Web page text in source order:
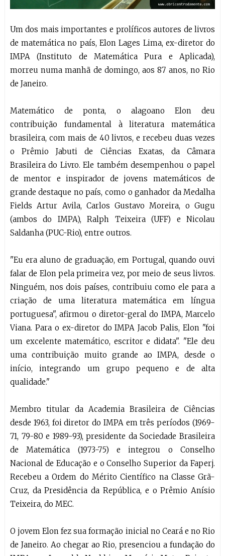
Um dos mais importantes e prolíficos autores de livros
de matemática no país, Elon Lages Lima, ex-diretor do
IMPA (Instituto de Matemática Pura e Aplicada),
morreu numa manhã de domingo, aos 87 anos, no Rio
de Janeiro.
Matemático de ponta, o alagoano Elon deu
contribuição fundamental à literatura matemática
brasileira, com mais de 40 livros, e recebeu duas vezes
o Prêmio Jabuti de Ciências Exatas, da Câmara
Brasileira do Livro. Ele também desempenhou o papel
de mentor e inspirador de jovens matemáticos de
grande destaque no país, como o ganhador da Medalha
Fields Artur Avila, Carlos Gustavo Moreira, o Gugu
(ambos do IMPA), Ralph Teixeira (UFF) e Nicolau
Saldanha (PUC-Rio), entre outros.
"Eu era aluno de graduação, em Portugal, quando ouvi
falar de Elon pela primeira vez, por meio de seus livros.
Ninguém, nos dois países, contribuiu como ele para a
criação de uma literatura matemática em língua
portuguesa", afirmou o diretor-geral do IMPA, Marcelo
Viana. Para o ex-diretor do IMPA Jacob Palis, Elon "foi
um excelente matemático, escritor e didata". "Ele deu
uma contribuição muito grande ao IMPA, desde o
início, integrando um grupo pequeno e de alta
qualidade."
Membro titular da Academia Brasileira de Ciências
desde 1963, foi diretor do IMPA em três períodos (1969-
71, 79-80 e 1989-93), presidente da Sociedade Brasileira
de Matemática (1973-75) e integrou o Conselho
Nacional de Educação e o Conselho Superior da Faperj.
Recebeu a Ordem do Mérito Científico na Classe Grã-
Cruz, da Presidência da República, e o Prêmio Anísio
Teixeira, do MEC.
O jovem Elon fez sua formação inicial no Ceará e no Rio
de Janeiro. Ao chegar ao Rio, presenciou a fundação do